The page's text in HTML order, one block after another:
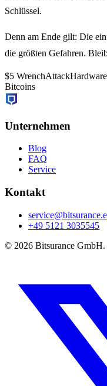
Schlüssel.
Denn am Ende gilt: Die
die größten Gefahren.
$5 WrenchAttack
Bitcoins
Unternehmen
Blog
FAQ
Service
Kontakt
+49 5121 3035545
© 2026 Bitsurance GmbH.